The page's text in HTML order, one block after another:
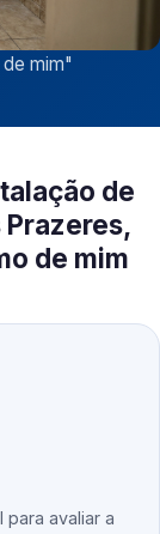
mim"
de
de mim
avaliar a